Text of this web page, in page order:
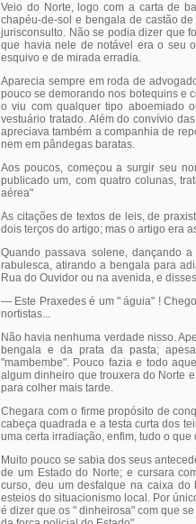
Veio do Norte, logo com a carta de
chapéu-de-sol e bengala de castão
jurisconsulto. Não se podia dizer que
que havia nele de notável era o seu
esquivo e de mirada erradia.
Aparecia sempre em roda de
pouco se demorando nos botequins e
o viu com qualquer tipo aboemiado
vestuário tratado. Além do convívio
apreciava também a companhia de
nem em pândegas baratas.
Aos poucos, começou a surgir seu
publicado um, com quatro colunas,
aérea"
As citações de textos de leis, de
dois terços do artigo; mas o artigo era
Quando passava solene, dançando
rabulesca, atirando a bengala para
Rua do Ouvidor ou na avenida, e
— Este Praxedes é um " águia" !
nortistas...
Não havia nenhuma verdade nisso.
bengala e da prata da pasta;
"mambembe". Pouco fazia e todo
algum dinheiro que trouxera do Norte
para colher mais tarde.
Chegara com o firme propósito de
cabeça quadrada e a testa curta dos
uma certa irradiação, enfim, tudo o
Muito pouco se sabia dos seus
de um Estado do Norte; e cursara
curso, deu um desfalque na caixa
esteios do situacionismo local. Por
é dizer que os " dinheirosa" com que